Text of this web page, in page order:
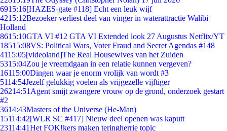
6915:16[HAZES-gate #118] Echt een leuk wijf
4215:12Bezoeker verliest deel van vinger in waterattractie Walibi
Holland
8615:10GTA VI #12 GTA VI Extended look 27 Augustus Netflix/YT
18515:08VS: Political Wars, Voter Fraud and Secret Agendas #148
4115:05[videoland]The Real Housewives van het Zuiden
5315:04Zou je vreemdgaan in een relatie kunnen vergeven?
16115:00Dingen waar je enorm vrolijk van wordt #3
5114:54Jezelf gelukkig voelen als vrijgezelle vijftiger
26214:51 Agent smijt zwangere vrouw op de grond, onderzoek gestart
#2
3614:43Masters of the Universe (He-Man)
15114:42[WLR SC #417] Nieuw deel openen was kaputt
23114:41Het FOK!kers maken teringherrie topic